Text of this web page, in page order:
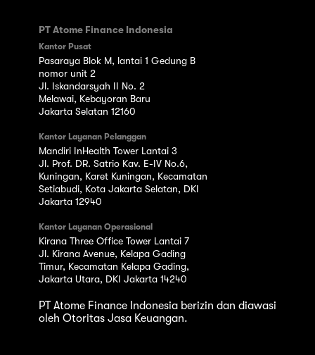
PT Atome Finance Indonesia
Kantor Pusat
Pasaraya Blok M, lantai 1 Gedung B
nomor unit 2
Jl. Iskandarsyah II No. 2
Melawai, Kebayoran Baru
Jakarta Selatan 12160
Kantor Layanan Pelanggan
Mandiri InHealth Tower Lantai 3
Jl. Prof. DR. Satrio Kav. E-IV No.6,
Kuningan, Karet Kuningan, Kecamatan
Setiabudi, Kota Jakarta Selatan, DKI
Jakarta 12940
Kantor Layanan Operasional
Kirana Three Office Tower Lantai 7
Jl. Kirana Avenue, Kelapa Gading
Timur, Kecamatan Kelapa Gading,
Jakarta Utara, DKI Jakarta 14240
PT Atome Finance Indonesia berizin dan diawasi
oleh Otoritas Jasa Keuangan.